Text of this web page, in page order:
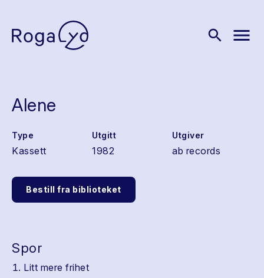
search menu
Alene
Type
Kassett
Utgitt
1982
Utgiver
ab records
Bestill fra biblioteket
Spor
Litt mere frihet